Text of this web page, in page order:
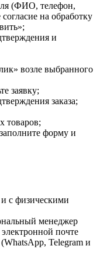
(ФИО, телефон,
на обработку
и
возле выбранного
заявку;
заказа;
товаров;
форму и
с физическими
менеджер
почте
Telegram и